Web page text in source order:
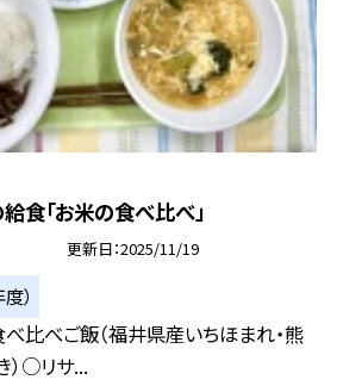
「お米の食べ比べ」
更新日 2025/11/19
）
比べご飯（福井県産いちほまれ・熊
）○リサ...